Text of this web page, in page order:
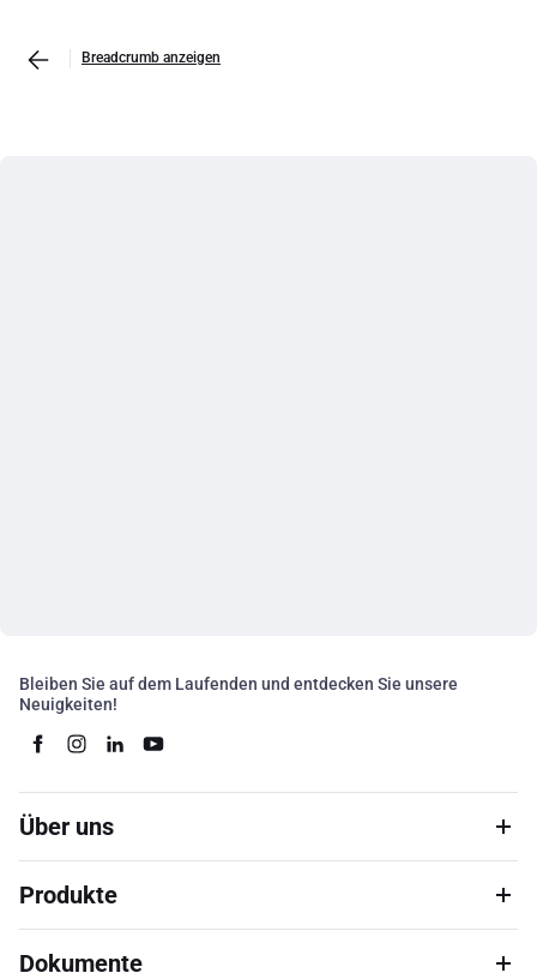
Breadcrumb anzeigen
Bleiben Sie auf dem Laufenden und entdecken Sie unsere
Neuigkeiten!
Über uns
Produkte
Dokumente